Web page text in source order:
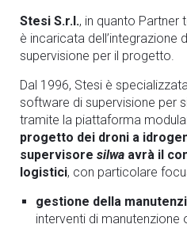
Stesi S.r.l., in quanto Partner
è incaricata dell’integrazione
supervisione per il progetto.
Dal 1996, Stesi è
software di supervisione per
tramite la piattaforma
progetto dei droni a
supervisore silwa avrà il
logistici, con particolare
gestione della
interventi di manutenzione